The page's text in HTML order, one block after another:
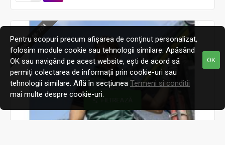
LIVRARE 48-72H
OK
Pentru scopuri precum afișarea de conținut personalizat,
folosim module cookie sau tehnologii similare. Apăsând
OK sau navigând pe acest website, ești de acord să
permiți colectarea de informații prin cookie-uri sau
tehnologii similare. Află în secțiunea Termeni si conditii
mai multe despre cookie-uri.